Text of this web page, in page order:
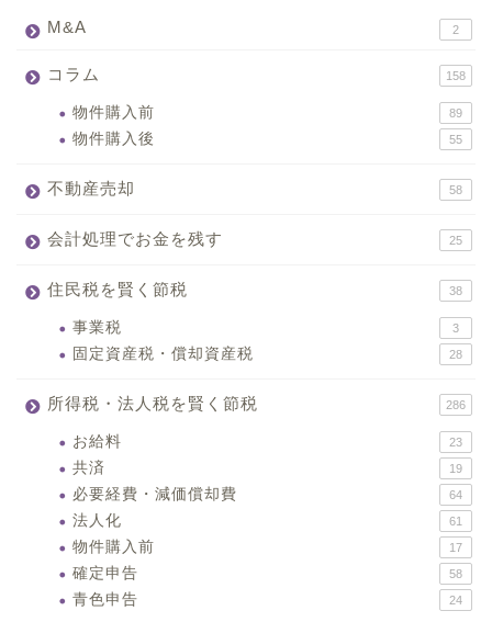
M&A 2
コラム 158
物件購入前 89
物件購入後 55
不動産売却 58
会計処理でお金を残す 25
住民税を賢く節税 38
事業税 3
固定資産税・償却資産税 28
所得税・法人税を賢く節税 286
お給料 23
共済 19
必要経費・減価償却費 64
法人化 61
物件購入前 17
確定申告 58
青色申告 24